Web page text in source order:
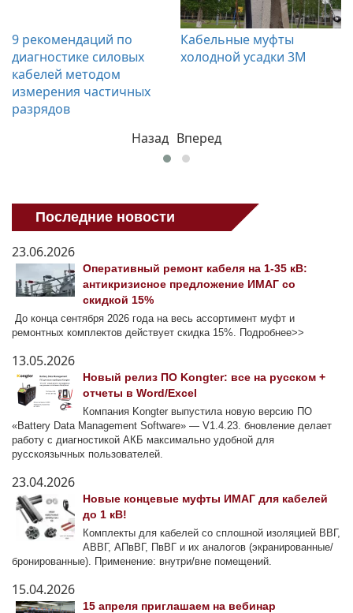
9 рекомендаций по
диагностике силовых
кабелей методом
измерения частичных
разрядов
Кабельные муфты
холодной усадки 3М
Назад Вперед
Последние новости
23.06.2026
Оперативный ремонт кабеля на 1-35 кВ:
антикризисное предложение ИМАГ со
скидкой 15%
До конца сентября 2026 года на весь ассортимент муфт и
ремонтных комплектов действует скидка 15%. Подробнее>>
13.05.2026
Новый релиз ПО Kongter: все на русском +
отчеты в Word/Excel
Компания Kongter выпустила новую версию ПО
«Battery Data Management Software» — V1.4.23. бновление делает
работу с диагностикой АКБ максимально удобной для
русскоязычных пользователей.
23.04.2026
Новые концевые муфты ИМАГ для кабелей
до 1 кВ!
Комплекты для кабелей со сплошной изоляцией ВВГ,
АВВГ, АПвВГ, ПвВГ и их аналогов (экранированные/
бронированные). Применение: внутри/вне помещений.
15.04.2026
15 апреля приглашаем на вебинар